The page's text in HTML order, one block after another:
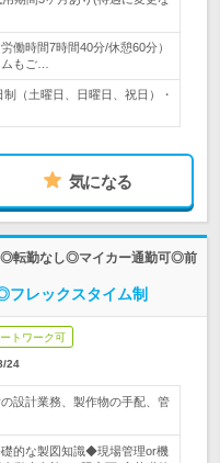
働時間7時間40分/休憩60分）
もご…
（土曜日、日曜日、祝日）・
気になる
◎転勤なし◎マイカー通勤可◎前
レックスタイム制
トワーク可
24
設計業務、製作物の手配、管
的な製図知識◆現場管理or機